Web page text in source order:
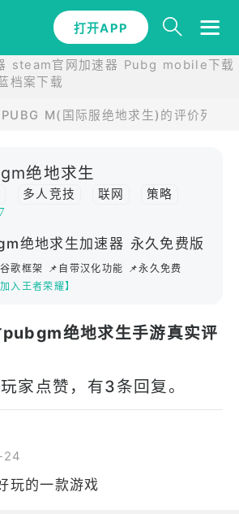
打开APP
steam官网加速器 Pubg mobile下载
档案下载
PUBG M(国际服绝地求生)的评价列表
绝地求生
多人竞技 联网
策略
沙盒 多人
开放世界
移植
TPS
绝地求生加速器 永久免费版
歌框架 📌自带汉化功能 📌永久免费
加入王者荣耀】
绝地求生手游真实评
家点赞，有3条回复。
24
玩的一款游戏